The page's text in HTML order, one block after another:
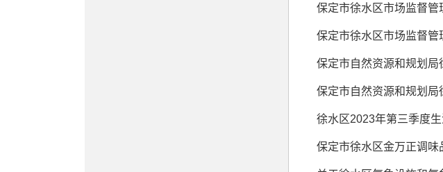
保定市徐水区市场监督
保定市徐水区市场监督
徐水区2023年第三季度
保定市徐水区金万正调